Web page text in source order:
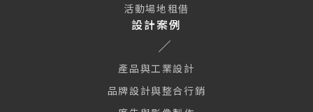
活動場地租借
設計案例
產品與工業設計
品牌設計與整合行銷